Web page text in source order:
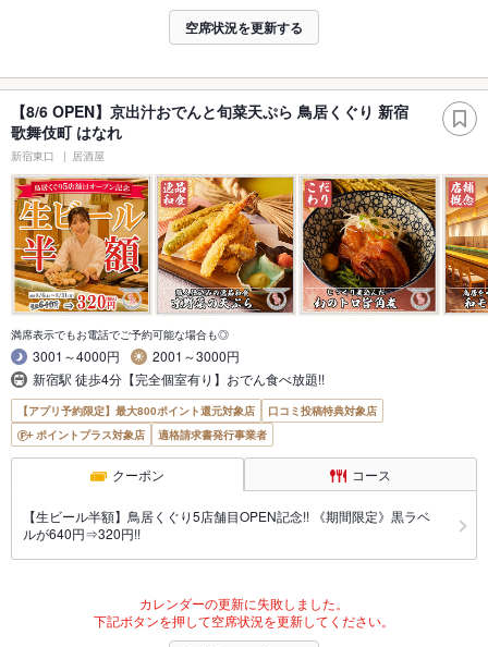
空席状況を更新する
【8/6 OPEN】京出汁おでんと旬菜天ぷら 鳥居くぐり 新宿
歌舞伎町 はなれ
新宿東口 居酒屋
満席表示でもお電話でご予約可能な場合も◎
3001～4000円
2001～3000円
新宿駅 徒歩4分【完全個室有り】おでん食べ放題!!
【アプリ予約限定】最大800ポイント還元対象店
口コミ投稿特典対象店
ポイントプラス対象店
適格請求書発行事業者
クーポン コース
【生ビール半額】鳥居くぐり5店舗目OPEN記念!! 《期間限定》黒ラベ
ルが640円⇒320円!!
カレンダーの更新に失敗しました。
下記ボタンを押して空席状況を更新してください。